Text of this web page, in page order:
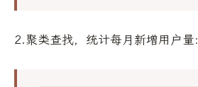
2.聚类查找，统计每月新增用户量: